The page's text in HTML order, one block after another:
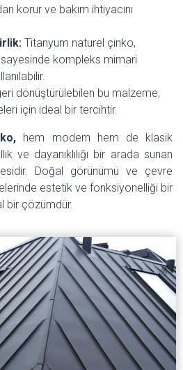
korur ve bakım ihtiyacını
Titanyum naturel çinko,
sayesinde kompleks mimari
dönüştürülebilen bu malzeme,
için ideal bir tercihtir.
hem modern hem de klasik
ve dayanıklılığı bir arada sunan
Doğal görünümü ve çevre
estetik ve fonksiyonelliği bir
bir çözümdür.